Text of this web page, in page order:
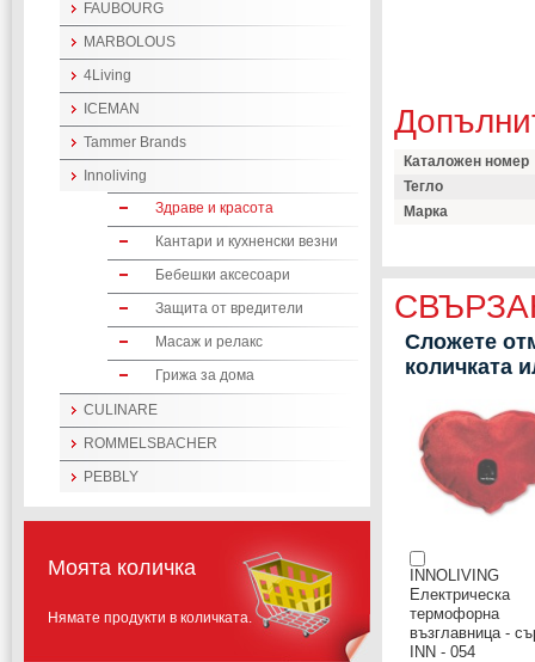
Каталожен номер
Тегло
Марка
Сложете
количката
INNOLIVING
Електрическа
термофорна
възглавница -
INN - 054
FAUBOURG
MARBOLOUS
4Living
ICEMAN
Tammer Brands
Innoliving
Здраве и красота
Кантари и кухненски везни
Бебешки аксесоари
Защита от вредители
Масаж и релакс
Грижа за дома
CULINARE
ROMMELSBACHER
PEBBLY
Моята количка
Нямате продукти в количката.